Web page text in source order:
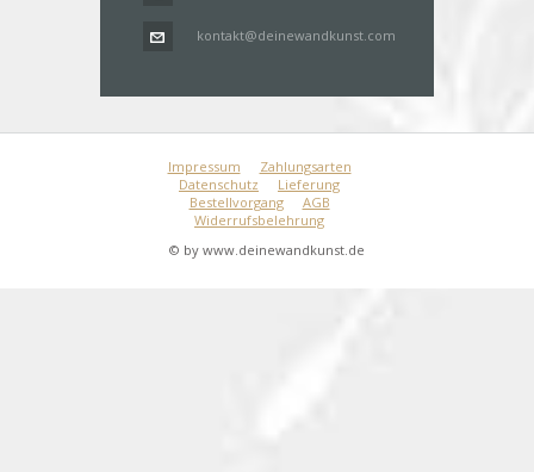
kontakt@deinewandkunst.com
Impressum
Zahlungsarten
Datenschutz
Lieferung
Bestellvorgang
AGB
Widerrufsbelehrung
© by www.deinewandkunst.de